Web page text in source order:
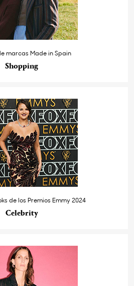
marcas Made in Spain
Shopping
de los Premios Emmy 2024
Celebrity